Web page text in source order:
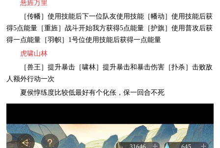
悬旌万里
［传幡］使用技能后下一位队友使用技能［幡动］使用技能后获
得5点能量［重旌］战斗开始我方获得5点能量［护旗］使用普攻后获
得一点能量［羽帜］1号位使用技能后获得一点能量
虎啸山林
［兽王］提升暴击［啸林］提升暴击和暴击伤害［扑杀］击败敌
人额外行动一次
夏侯惇练度比较低最好有个化伥，保一回合不死